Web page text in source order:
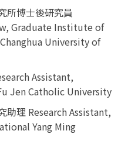
所博士後研究員
Graduate Institute of
University of
Assistant,
Jen Catholic University
助理 Research Assistant,
Yang Ming